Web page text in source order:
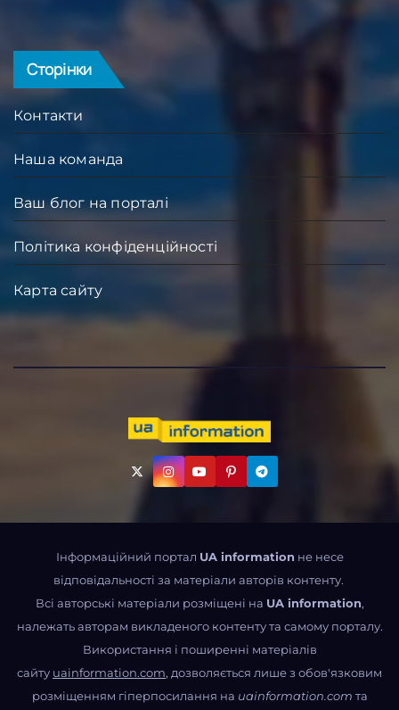
Сторінки
Контакти
Наша команда
Ваш блог на порталі
Політика конфіденційності
Карта сайту
Інформаційний портал UA information не несе
відповідальності за матеріали авторів контенту.
Всі авторські матеріали розміщені на UA information,
належать авторам викладеного контенту та самому порталу.
Використання і поширенні матеріалів
сайту uainformation.com, дозволяється лише з обов'язковим
розміщенням гіперпосилання на uainformation.com та